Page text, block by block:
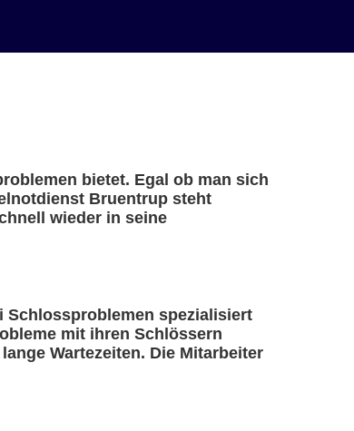
bietet. Egal ob man sich
Bruentrup steht
wieder in seine
Schlossproblemen spezialisiert
mit ihren Schlössern
Wartezeiten. Die Mitarbeiter